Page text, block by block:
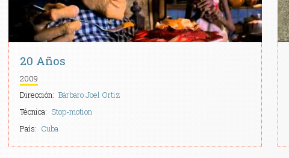
20 Años
2009
Dirección: Bárbaro Joel Ortiz
Técnica: Stop-motion
País: Cuba